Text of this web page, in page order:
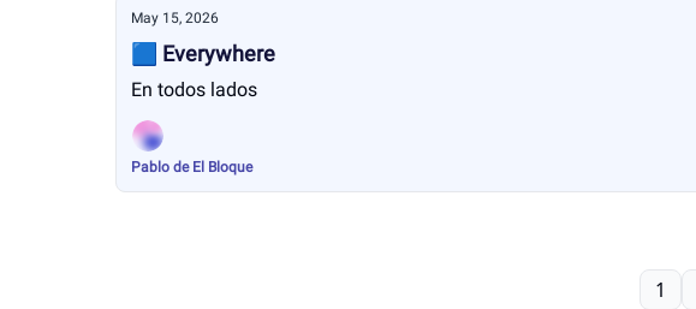
May 15, 2026
🟦 Everywhere
En todos lados
Pablo de El Bloque
1